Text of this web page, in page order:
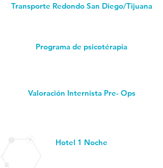
Transporte Redondo San Diego/Tijuana
Programa de psicotérapia
Valoración Internista Pre- Ops
Hotel 1 Noche